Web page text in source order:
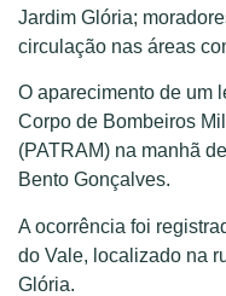
Jardim Glória;
circulação nas áreas
O aparecimento de um
Corpo de Bombeiros
(PATRAM) na manhã
Bento Gonçalves.
A ocorrência foi
do Vale, localizado na
Glória.